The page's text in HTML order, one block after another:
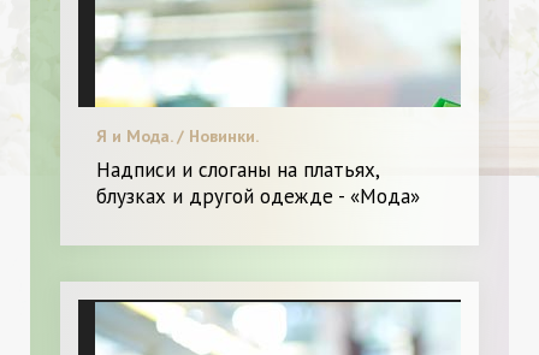
Я и Мода. / Новинки.
Надписи и слоганы на платьях,
блузках и другой одежде - «Мода»